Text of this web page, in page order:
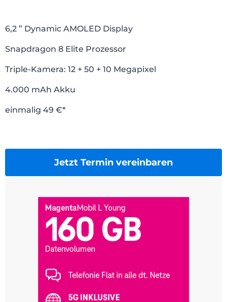
6,2 ” Dynamic AMOLED Display
Snapdragon 8 Elite Prozessor
Triple-Kamera: 12 + 50 + 10 Megapixel
4.000 mAh Akku
einmalig 49 €*
Jetzt Termin vereinbaren